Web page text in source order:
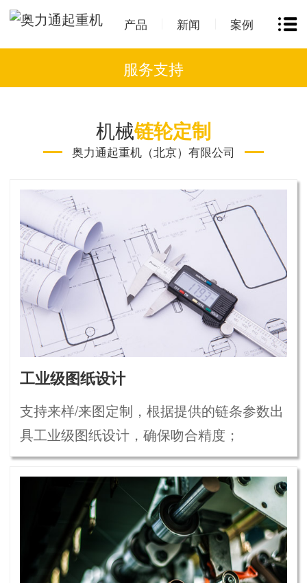
产品 新闻 案例
服务支持
机械链轮定制
奥力通起重机（北京）有限公司
工业级图纸设计
支持来样/来图定制，根据提供的链条参数出
具工业级图纸设计，确保吻合精度；